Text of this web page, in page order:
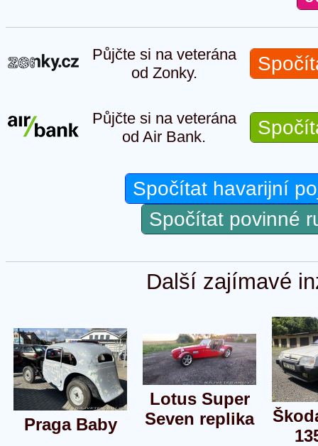
Půjčte si na veterána
od Zonky.
Půjčte si na veterána
od Air Bank.
Spočítat havarijní
Spočítat povinné
Další zajímavé
Praga Baby
Lotus Super
Seven replika